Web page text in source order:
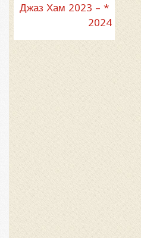
* Джаз Хам 2023 –
2024